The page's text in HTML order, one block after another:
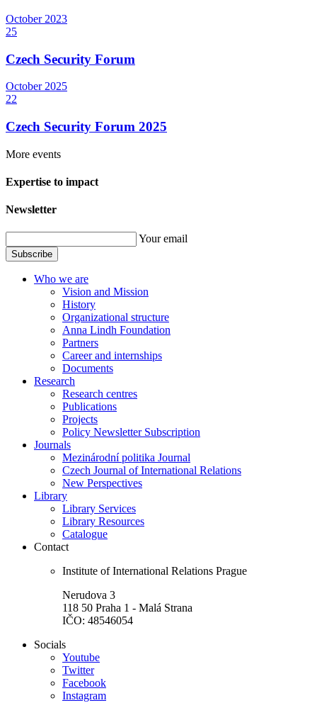
October 2023
25
Czech Security Forum
October2025
22
Czech Security Forum 2025
More events
Expertise to impact
Newsletter
Your email
Subscribe
Who we are
Vision and Mission
History
Organizational structure
Anna Lindh Foundation
Partners
Career and internships
Documents
Research
Research centres
Publications
Projects
Policy Newsletter Subscription
Journals
Mezinárodní politika Journal
Czech Journal of International Relations
New Perspectives
Library
Library Services
Library Resources
Catalogue
Contact
Institute of International Relations Prague
Nerudova 3
118 50 Praha 1 - Malá Strana
IČO: 48546054
Socials
Youtube
Twitter
Facebook
Instagram